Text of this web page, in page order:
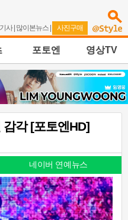
사| 많이본뉴스 | 사진구매
포토엔 영상TV
각 [포토엔HD]
네이버 연예뉴스